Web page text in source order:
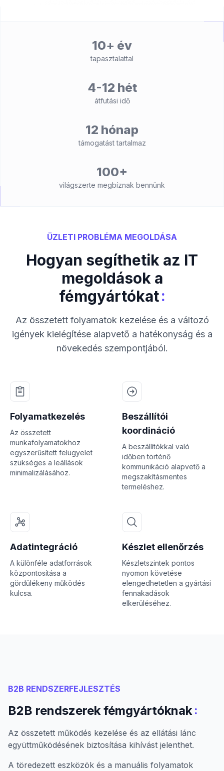
10+ év
tapasztalattal
4-12 hét
átfutási idő
12 hónap
támogatást tartalmaz
100+
világszerte megbíznak bennünk
ÜZLETI PROBLÉMA MEGOLDÁSA
Hogyan segíthetik az IT
megoldások a
fémgyártókat:
Az összetett folyamatok kezelése és a változó
igények kielégítése alapvető a hatékonyság és a
növekedés szempontjából.
Folyamatkezelés
Az összetett
munkafolyamatokhoz
egyszerűsített felügyelet
szükséges a leállások
minimalizálásához.
Beszállítói
koordináció
A beszállítókkal való
időben történő
kommunikáció alapvető a
megszakításmentes
termeléshez.
Adatintegráció
A különféle adatforrások
központosítása a
gördülékeny működés
kulcsa.
Készlet ellenőrzés
Készletszintek pontos
nyomon követése
elengedhetetlen a gyártási
fennakadások
elkerüléséhez.
B2B RENDSZERFEJLESZTÉS
B2B rendszerek fémgyártóknak :
Az összetett működés kezelése és az ellátási lánc
együttműködésének biztosítása kihívást jelenthet.
A töredezett eszközök és a manuális folyamatok